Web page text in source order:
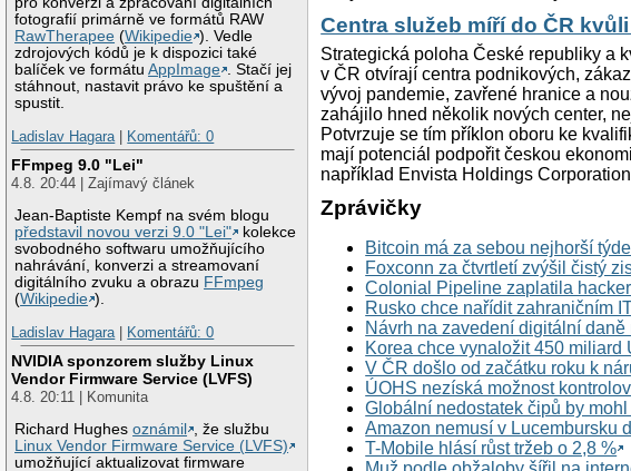
fotografií primárně ve formátů RAW
RawTherapee (Wikipedie ). Vedle
zdrojových kódů je k dispozici také
balíček ve formátuAppImage . Stačí jej
stáhnout, nastavit právo ke spuštění a
spustit.
Ladislav Hagara
Komentářů: 0
FFmpeg 9.0 "Lei"
4.8. 20:44 | Zajímavý článek
Jean-Baptiste Kempf na svém blogu
představil novou verzi 9.0 "Lei"
kolekce
svobodného softwaru umožňujícího
nahrávání, konverzi a streamovaní
digitálního zvuku a obrazu FFmpeg
(Wikipedie ).
Ladislav Hagara
Komentářů: 0
NVIDIA sponzorem služby Linux
Vendor Firmware Service (LVFS)
4.8. 20:11 | Komunita
Richard Hughesoznámil
, že službu
Linux Vendor Firmware Service (LVFS)
umožňující aktualizovat firmware
Centra služeb míří do ČR
Strategická poloha České republiky a
v ČR otvírají centra podnikových,
vývoj pandemie, zavřené hranice a
zahájilo hned několik nových center,
Potvrzuje se tím příklon oboru ke
mají potenciál podpořit českou
například Envista Holdings
Zprávičky
Bitcoin má za sebou nejhorší
Foxconn za čtvrtletí zvýšil čistý
Colonial Pipeline zaplatila
Rusko chce nařídit zahraničním
Návrh na zavedení digitální
Korea chce vynaložit 450
V ČR došlo od začátku roku k
ÚOHS nezíská možnost
Globální nedostatek čipů by
Amazon nemusí v Lucembursku
T-Mobile hlásí růst tržeb o 2,8 %